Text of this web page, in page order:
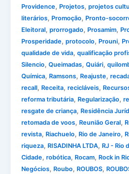
Providence, Projetos,projetos
literários, Promoção, Pronto-
Eleitoral,prorrogado, Prosamim,
Prosperidade,protocolo, Prouni,
qualidade de vida,qualificação
Silencio,Queimadas,Quiári,
Química, Ramsons, Reajuste,
recall, Receita,recicláveis,
reforma tributária, Regularização,
resgate de criança, Residência
retomada de voos, Reunião Geral,
revista, Riachuelo, Rio de Janeiro,
riqueza, RISADINHA LTDA, RJ - Rio
Cidade,robótica, Rocam, Rock in
Negócios, Roubo, ROUBOS,